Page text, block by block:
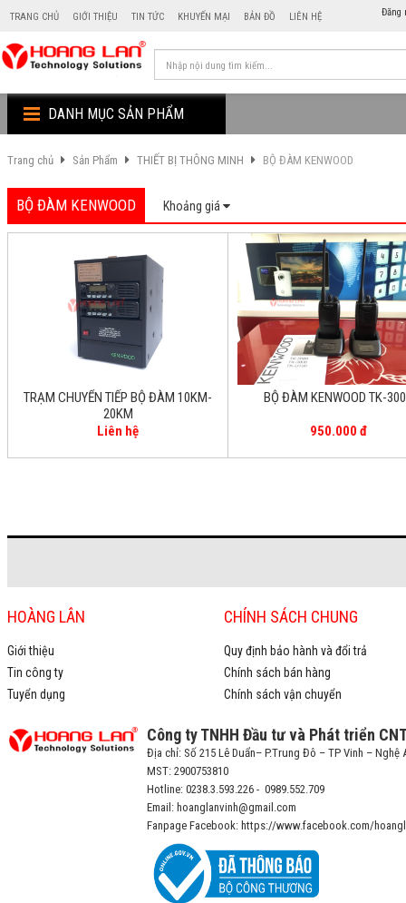
TRANG CHỦ GIỚI THIỆU TIN TỨC KHUYẾN MẠI BẢN ĐỒ LIÊN HỆ Đăng
DANH MỤC SẢN PHẨM
Trang chủ Sản Phẩm THIẾT BỊ THÔNG MINH BỘ ĐÀM KENWOOD
BỘ ĐÀM KENWOOD Khoảng giá
TRẠM CHUYỂN TIẾP BỘ ĐÀM 10KM-
20KM
Liên hệ
BỘ ĐÀM KENWOOD TK-
950.000 đ
HOÀNG LÂN
Giới thiệu
Tin công ty
Tuyển dụng
CHÍNH SÁCH CHUNG
Quy định bảo hành và đổi trả
Chính sách bán hàng
Chính sách vận chuyển
Công ty TNHH Đầu tư và Phát triển
Địa chỉ: Số 215 Lê Duẩn– P.Trung Đô – TP Vinh – Nghệ
MST: 2900753810
Hotline: 0238.3.593.226 - 0989.552.709
Email: hoanglanvinh@gmail.com
Fanpage Facebook: https://www.facebook.com/